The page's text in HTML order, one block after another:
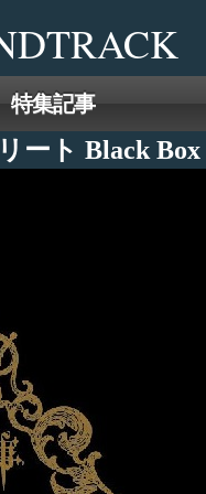
特集記事
ート Black Box